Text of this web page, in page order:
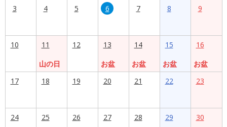
3 4 5 6 7 8 9
10
11
山の日
12
13
お盆
14
お盆
15
お盆
16
お盆
17
18 19 20 21 22 23
24 25 26 27 28 29 30